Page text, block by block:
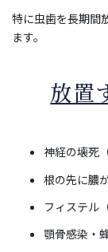
特に虫歯を長期間
ます。
放置
神経の壊死
根の先に膿
フィステル
顎骨感染・